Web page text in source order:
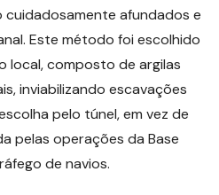
afundados e
Este método foi escolhido
local, composto de argilas
inviabilizando escavações
pelo túnel, em vez de
pelas operações da Base
de navios.